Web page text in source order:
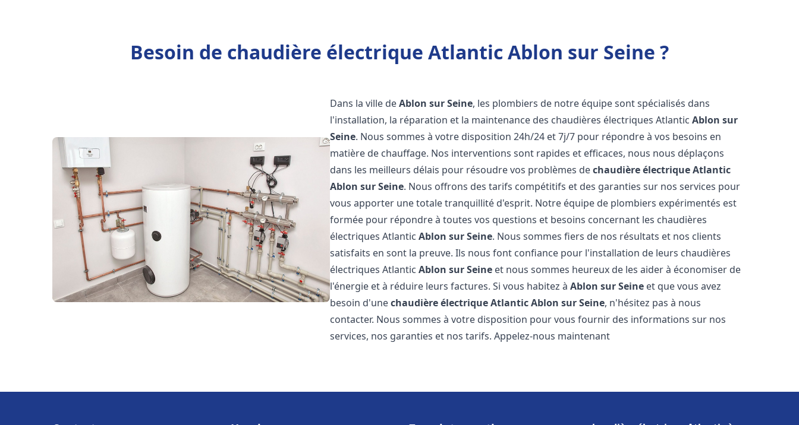
Besoin de chaudière électrique Atlantic Ablon sur Seine ?
Dans la ville deAblon sur Seine, les plombiers de notre équipe sont spécialisés dans
l'installation, la réparation et la maintenance des chaudières électriques AtlanticAblon sur
Seine. Nous sommes à votre disposition 24h/24 et 7j/7 pour répondre à vos besoins en
matière de chauffage. Nos interventions sont rapides et efficaces, nous nous déplaçons
dans les meilleurs délais pour résoudre vos problèmes dechaudière électrique Atlantic
Ablon sur Seine. Nous offrons des tarifs compétitifs et des garanties sur nos services pour
vous apporter une totale tranquillité d'esprit. Notre équipe de plombiers expérimentés est
formée pour répondre à toutes vos questions et besoins concernant les chaudières
électriques AtlanticAblon sur Seine. Nous sommes fiers de nos résultats et nos clients
satisfaits en sont la preuve. Ils nous font confiance pour l'installation de leurs chaudières
électriques AtlanticAblon sur Seine et nous sommes heureux de les aider à économiser de
l'énergie et à réduire leurs factures. Si vous habitez àAblon sur Seine et que vous avez
besoin d'unechaudière électrique AtlanticAblon sur Seine, n'hésitez pas à nous
contacter. Nous sommes à votre disposition pour vous fournir des informations sur nos
services, nos garanties et nos tarifs. Appelez-nous maintenant